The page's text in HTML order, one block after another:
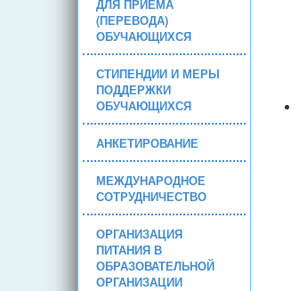
ДЛЯ ПРИЕМА
(ПЕРЕВОДА)
ОБУЧАЮЩИХСЯ
СТИПЕНДИИ И МЕРЫ
ПОДДЕРЖКИ
ОБУЧАЮЩИХСЯ
АНКЕТИРОВАНИЕ
МЕЖДУНАРОДНОЕ
СОТРУДНИЧЕСТВО
ОРГАНИЗАЦИЯ
ПИТАНИЯ В
ОБРАЗОВАТЕЛЬНОЙ
ОРГАНИЗАЦИИ